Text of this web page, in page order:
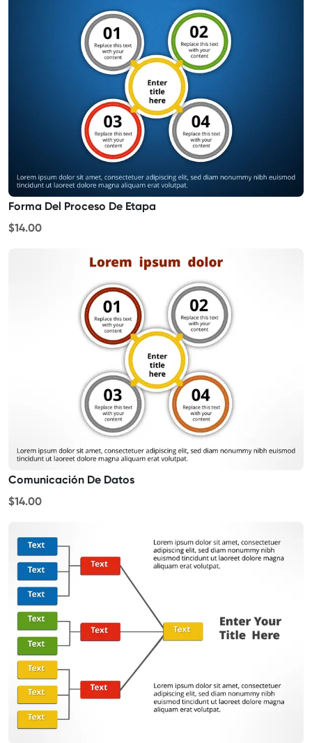
Forma Del Proceso De Etapa
$14.00
Comunicación De Datos
$14.00